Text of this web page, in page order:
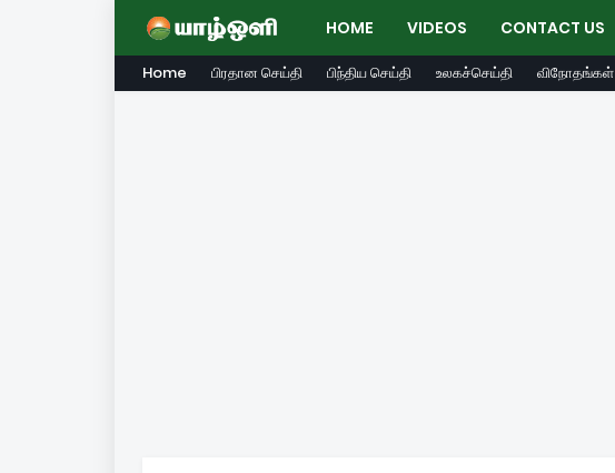
HOME VIDEOS CONTACT US
Home பிரதான செய்தி பிந்திய செய்தி உலகச்செய்தி விநோதங்கள்